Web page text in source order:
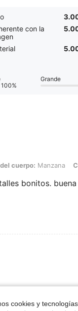
con la
100%
Grande
Manzana, Color: Negro,
cuerpo: Manzana
bonitos.
Vieron
cookies y